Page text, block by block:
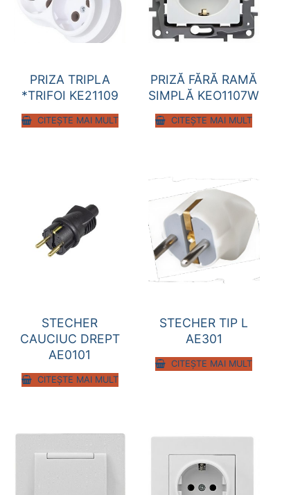
PRIZA TRIPLA
*TRIFOI KE21109
CITEȘTE MAI MULT
PRIZĂ FĂRĂ RAMĂ
SIMPLĂ KEO1107W
CITEȘTE MAI MULT
STECHER
CAUCIUC DREPT
AE0101
CITEȘTE MAI MULT
STECHER TIP L
AE301
CITEȘTE MAI MULT